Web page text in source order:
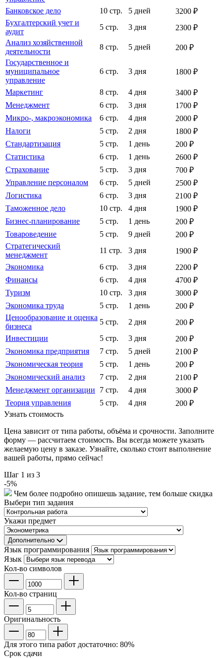
Банковское дело
10 стр. 5 дней
3200 ₽
Бухгалтерский учет и
аудит
5 стр. 3 дня
2300 ₽
Анализ хозяйственной
деятельности
8 стр. 5 дней
200 ₽
Государственное и
муниципальное
управление
6 стр. 3 дня 1800 ₽
Маркетинг 8 стр. 4 дня
3400 ₽
Менеджмент
6 стр. 3 дня
1700 ₽
Микро-, макроэкономика
6 стр. 4 дня
2000 ₽
Налоги
5 стр. 2 дня
1800 ₽
Стандартизация
5 стр. 1 день
200 ₽
Статистика
6 стр. 1 день
2600 ₽
Страхование
5 стр. 3 дня
700 ₽
Управление персоналом
6 стр. 5 дней
2500 ₽
Логистика
6 стр. 3 дня
2100 ₽
Таможенное дело
10 стр. 4 дня
1900 ₽
Бизнес-планирование
5 стр. 1 день
200 ₽
Товароведение
5 стр. 9 дней
200 ₽
Стратегический
менеджмент
11 стр. 3 дня
1900 ₽
Экономика
6 стр. 3 дня
2200 ₽
Финансы
6 стр. 4 дня
4700 ₽
Туризм
10 стр. 3 дня
3000 ₽
Экономика труда
5 стр. 1 день
200 ₽
Ценообразование и оценка
бизнеса
5 стр. 2 дня
200 ₽
Инвестиции
5 стр. 3 дня
200 ₽
Экономика предприятия
7 стр. 5 дней
2100 ₽
Экономическая теория
5 стр. 1 день
200 ₽
Экономический анализ
7 стр. 2 дня
2100 ₽
Менеджмент организации
7 стр. 4 дня
3000 ₽
Теория управления
5 стр. 4 дня
200 ₽
Узнать стоимость
Цена зависит от типа работы, объёма и срочности. Заполните
форму — рассчитаем стоимость. Вы всегда можете указать
желаемую цену в заказе. Узнайте, сколько стоит выполнение
вашей работы, прямо сейчас!
Шаг 1 из 3
-5%
Чем более подробно опишешь задание, тем больше скидка
Выбери тип задания
Укажи предмет
Дополнительно
Язык программирования
Язык
Кол-во символов
Кол-во страниц
Оригинальность
Для этого типа работ достаточно: 80%
Срок сдачи